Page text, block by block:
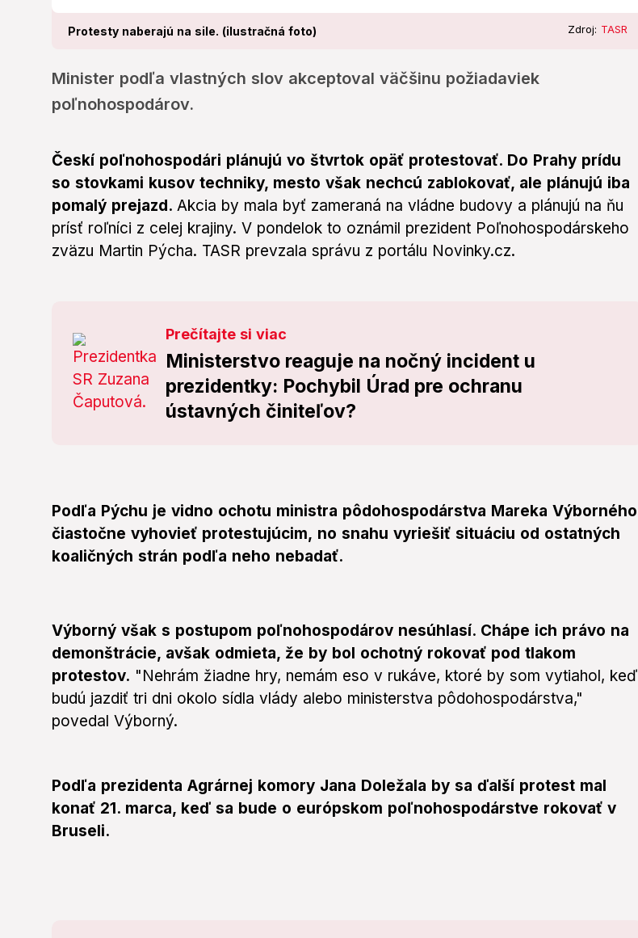
Protesty naberajú na sile. (ilustračná foto) Zdroj: TASR
Minister podľa vlastných slov akceptoval väčšinu požiadaviek
poľnohospodárov.
Českí poľnohospodári plánujú vo štvrtok opäť protestovať. Do Prahy prídu
so stovkami kusov techniky, mesto však nechcú zablokovať, ale plánujú iba
pomalý prejazd. Akcia by mala byť zameraná na vládne budovy a plánujú na ňu
prísť roľníci z celej krajiny. V pondelok to oznámil prezident Poľnohospodárskeho
zväzu Martin Pýcha. TASR prevzala správu z portálu Novinky.cz.
Prečítajte si viac
Ministerstvo reaguje na nočný incident u
prezidentky: Pochybil Úrad pre ochranu
ústavných činiteľov?
Podľa Pýchu je vidno ochotu ministra pôdohospodárstva Mareka Výborného
čiastočne vyhovieť protestujúcim, no snahu vyriešiť situáciu od ostatných
koaličných strán podľa neho nebadať.
Výborný však s postupom poľnohospodárov nesúhlasí. Chápe ich právo na
demonštrácie, avšak odmieta, že by bol ochotný rokovať pod tlakom
protestov. "Nehrám žiadne hry, nemám eso v rukáve, ktoré by som vytiahol, keď
budú jazdiť tri dni okolo sídla vlády alebo ministerstva pôdohospodárstva,"
povedal Výborný.
Podľa prezidenta Agrárnej komory Jana Doležala by sa ďalší protest mal
konať 21. marca, keď sa bude o európskom poľnohospodárstve rokovať v
Bruseli.